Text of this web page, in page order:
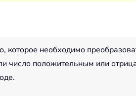
которое необходимо
число положительным или